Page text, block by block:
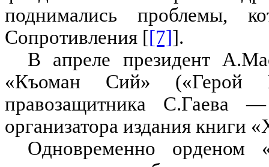
поднимались проблемы,
Сопротивления [[7]].
В апреле президент
«Къоман Сий» («Герой
правозащитника С.Гаева
организатора издания книги
Одновременно орденом